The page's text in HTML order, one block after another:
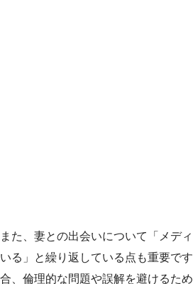
また、妻との出会いについて「メデ
いる」と繰り返している点も重要で
合、倫理的な問題や誤解を避けるた